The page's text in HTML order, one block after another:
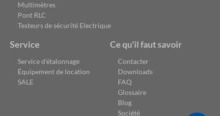
Multimètres
Pont RLC
Testeurs de sécurité Electrique
Service
Service d'étalonnage
Équipement de location
SALE
Ce qu'il faut savoir
Contacter
Downloads
FAQ
Glossaire
Blog
Société